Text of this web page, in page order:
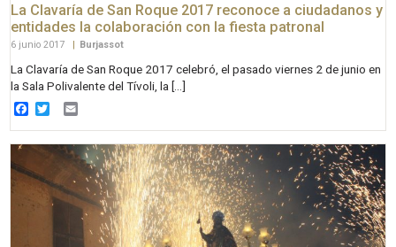
La Clavaría de San Roque 2017 reconoce a ciudadanos y
entidades la colaboración con la fiesta patronal
6 junio 2017 Burjassot
La Clavaría de San Roque 2017 celebró, el pasado viernes 2 de junio en
la Sala Polivalente del Tívoli, la […]
Facebook
Twitter